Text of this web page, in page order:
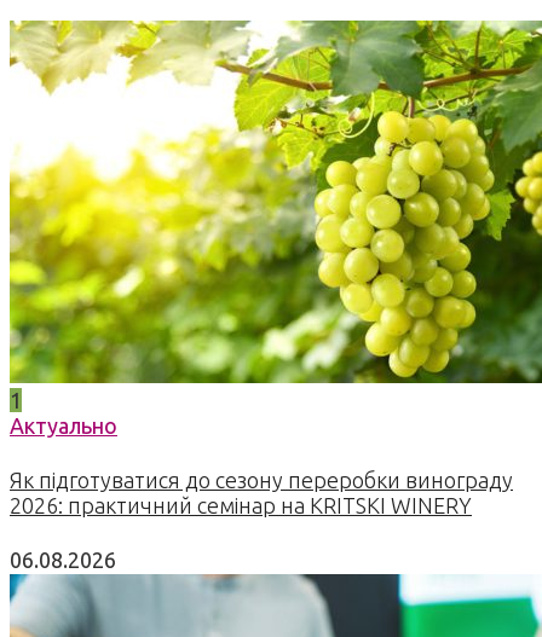
1
Актуально
Як підготуватися до сезону переробки винограду
2026: практичний семінар на KRITSKI WINERY
06.08.2026